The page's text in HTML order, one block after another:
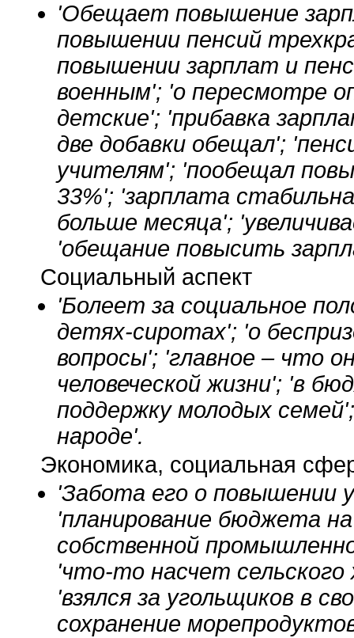
'Обещает повышение
повышении пенсий
повышении зарплат и
военным'; 'о пересмотре
детские'; 'прибавка
две добавки обещал';
учителям'; 'пообещал
33%'; 'зарплата
больше месяца';
'обещание повысить
Социальный аспект
'Болеет за социальное
детях-сиротах'; 'о
вопросы'; 'главное – что
человеческой жизни'; 'в
поддержку молодых
народе'.
Экономика, социальная
'Забота его о повышении
'планирование бюджета
собственной
'что-то насчет сельского
'взялся за угольщиков в
сохранение